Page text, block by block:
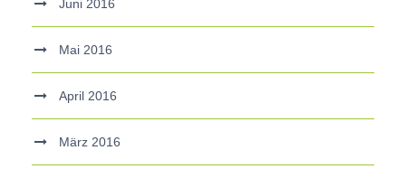
Juni 2016
Mai 2016
April 2016
März 2016